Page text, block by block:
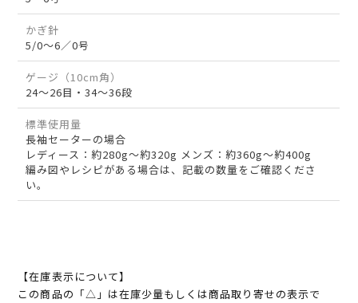
かぎ針
5/0～6／0号
ゲージ（10cm角）
24～26目・34～36段
標準使用量
長袖セーターの場合
レディース：約280g～約320g メンズ：約360g～約400g
編み図やレシピがある場合は、記載の数量をご確認くださ
い。
【在庫表示について】
この商品の「△」は在庫少量もしくは商品取り寄せの表示で